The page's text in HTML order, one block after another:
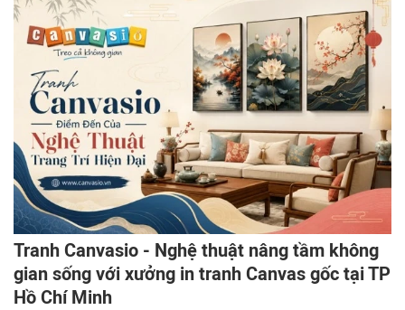
Tranh Canvasio - Nghệ thuật nâng tầm không
gian sống với xưởng in tranh Canvas gốc tại TP
Hồ Chí Minh